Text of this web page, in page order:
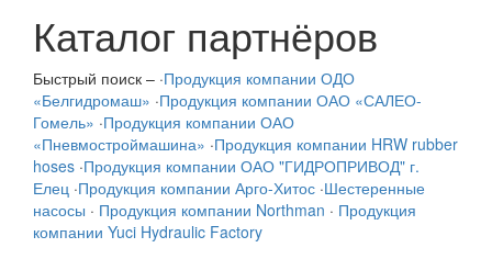
Каталог партнёров
Быстрый поиск – ·Продукция компании ОДО
«Белгидромаш» ·Продукция компании ОАО «САЛЕО-
Гомель» ·Продукция компании ОАО
«Пневмостроймашина» ·Продукция компании HRW rubber
hoses ·Продукция компании ОАО "ГИДРОПРИВОД" г.
Елец ·Продукция компании Арго-Хитос ·Шестеренные
насосы · Продукция компании Northman · Продукция
компании Yuci Hydraulic Factory